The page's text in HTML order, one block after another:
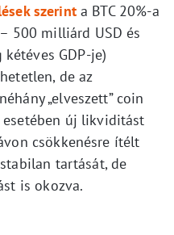
szerinta BTC 20%-a
500 milliárd USD és
GDP-je)
de az
„elveszett” coin
esetében új likviditást
csökkenésre ítélt
tartását, de
is okozva.